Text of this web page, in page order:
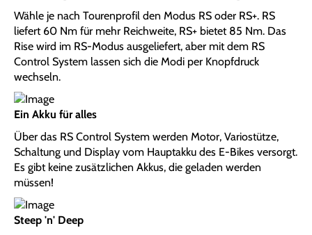
Wähle je nach Tourenprofil den Modus RS oder RS+. RS
liefert 60 Nm für mehr Reichweite, RS+ bietet 85 Nm. Das
Rise wird im RS-Modus ausgeliefert, aber mit dem RS
Control System lassen sich die Modi per Knopfdruck
wechseln.
Ein Akku für alles
Über das RS Control System werden Motor, Variostütze,
Schaltung und Display vom Hauptakku des E-Bikes versorgt.
Es gibt keine zusätzlichen Akkus, die geladen werden
müssen!
Steep 'n' Deep